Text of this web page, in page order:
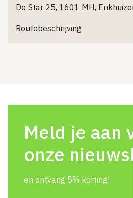
De Star 25, 1601 MH,
Routebeschrijving
Meld je aan
onze
en ontvang 5% korting!